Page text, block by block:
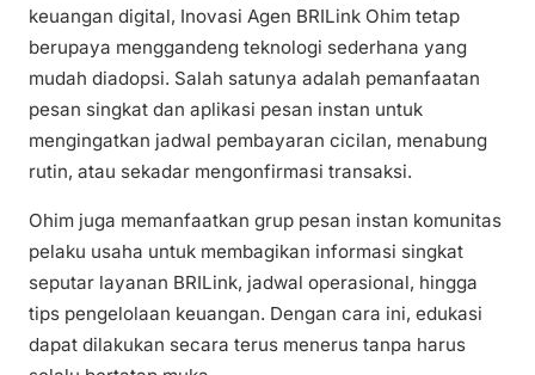
keuangan digital, Inovasi Agen BRILink Ohim tetap
berupaya menggandeng teknologi sederhana yang
mudah diadopsi. Salah satunya adalah pemanfaatan
pesan singkat dan aplikasi pesan instan untuk
mengingatkan jadwal pembayaran cicilan, menabung
rutin, atau sekadar mengonfirmasi transaksi.
Ohim juga memanfaatkan grup pesan instan komunitas
pelaku usaha untuk membagikan informasi singkat
seputar layanan BRILink, jadwal operasional, hingga
tips pengelolaan keuangan. Dengan cara ini, edukasi
dapat dilakukan secara terus menerus tanpa harus